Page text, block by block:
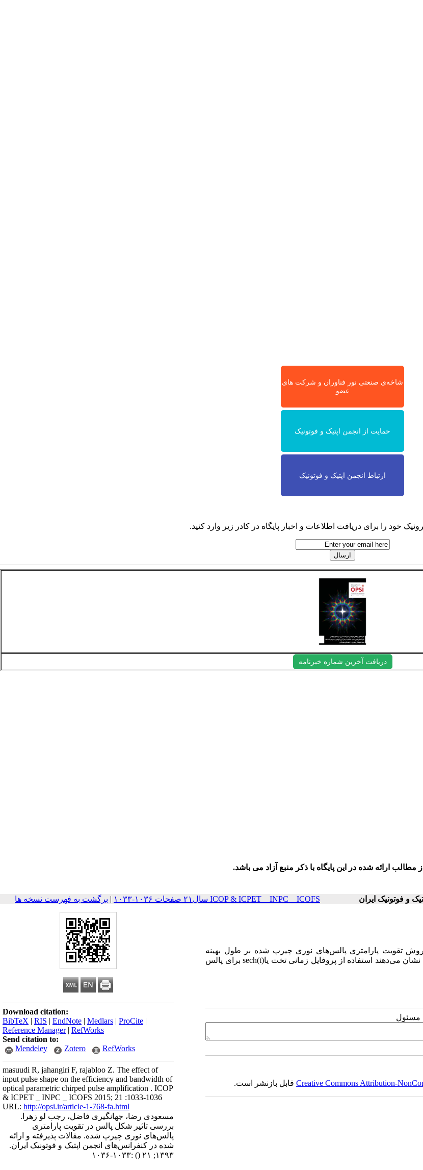
شاخه‌ی صنعتی نور فناوران و شرکت های
عضو
حمایت از انجمن اپتیک و فوتونیک
ارتباط انجمن اپتیک و فوتونیک
خود را برای دریافت اطلاعات و اخبار پایگاه در کادر زیر وارد کنید.
دریافت آخرین شماره خبرنامه
مطالب ارائه شده در این پایگاه با ذکر منبع آزاد می باشد.
ICOP & ICPET _ INPC _ ICOFS سال۲۱ صفحات ۱۰۳۶-۱۰۳۳ | برگشت به فهرست نسخه ها
Download citation:
BibTeX | RIS | EndNote | Medlars | ProCite |
Reference Manager| RefWorks
Send citation to:
Mendeley
Zotero RefWorks
masuudi R, jahangiri F, rajabloo Z. The effect of
input pulse shape on the efficiency and bandwidth of
optical parametric chirped pulse amplification . ICOP
& ICPET _ INPC _ ICOFS 2015; 21 :1033-1036
URL: http://opsi.ir/article-1-768-fa.html
مسعودی رضا، جهانگیری فاضل، رجب لو زهرا.
بررسی تاثیر شکل پالس در تقویت پارامتری
پالس‌های نوری چیرپ شده. مقالات پذیرفته و ارائه
شده در کنفرانس‌های انجمن اپتیک و فوتونیک ایران.
۱۳۹۳; ۲۱
() :۱۰۳۳-۱۰۳۶
تقویت پارامتری پالس‌های نوری چیرپ شده بر طول بهینه
کریستال، بازده و پهنای باند بهره مورد بررسی قرار می گیرد. نتایج عددی حاصل نشان می‌دهند استفاده از پروفایل زمانی تخت یاsech(t) برای پالس
مسئول
Creative Commons Attribution-قابل بازنشر است.